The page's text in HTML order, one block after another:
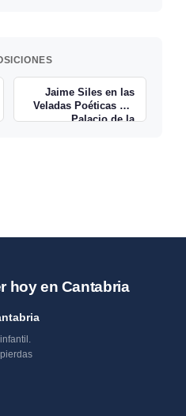
Jaime Siles en las
Veladas Poéticas del
Palacio de la
hoy en Cantabria